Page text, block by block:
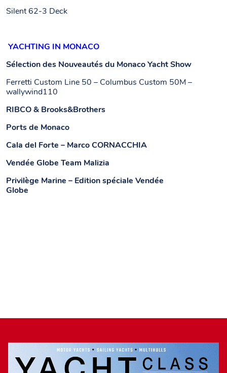
Silent 62-3 Deck
YACHTING IN MONACO
Sélection des Nouveautés du Monaco Yacht Show
Ferretti Custom Line 50 – Columbus Custom 50M –
wallywind110
RIBCO & Brooks&Brothers
Ports de Monaco
Cala del Forte – Marco CORNACCHIA
Vendée Globe Team Malizia
Privilège Marine – Edition spéciale Vendée
Globe